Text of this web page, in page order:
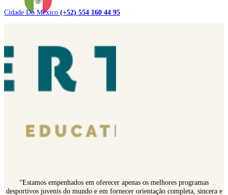
Cidade Do México (+52) 554 160 44 95
“Estamos empenhados em oferecer apenas os melhores programas
desportivos juvenis do mundo e em fornecer orientação completa, sincera e